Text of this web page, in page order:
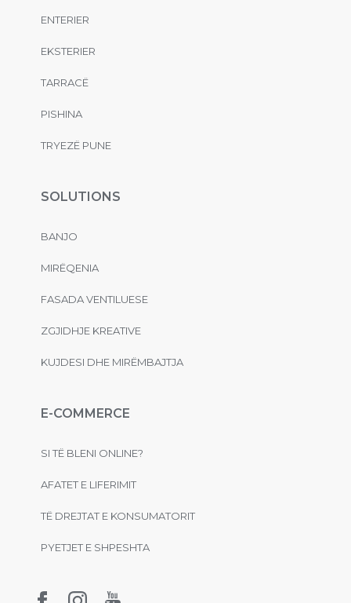
ENTERIER
EKSTERIER
TARRACË
PISHINA
TRYEZË PUNE
SOLUTIONS
BANJO
MIRËQENIA
FASADA VENTILUESE
ZGJIDHJE KREATIVE
KUJDESI DHE MIRËMBAJTJA
E-COMMERCE
SI TË BLENI ONLINE?
AFATET E LIFERIMIT
TË DREJTAT E KONSUMATORIT
PYETJET E SHPESHTA